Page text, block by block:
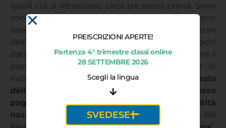
quelli cui si riferiscono, circa tre secoli prima. Sono
concepite come parte del folklore, della tradizione
orale e degli antichi costumi dei popoli. Per i lettori
dell’epoca, fornivano un quadro storico con pochi
dati, ma che soddisfaceva il bisogno di conoscere il
passato, di costruire un’identità nazionale e di
individuare anche dei nemici.Non è tipico solo
della Scandinavia: anche in Germania lo stesso
paganesimo fu usato per creare un’identità
nazionale
, e in seguito male interpretato dal
PREISCRIZIONI APERTE!
Partenza 4° trimestre classi online
28 SETTEMBRE 2026
Scegli la lingua
SVEDESE